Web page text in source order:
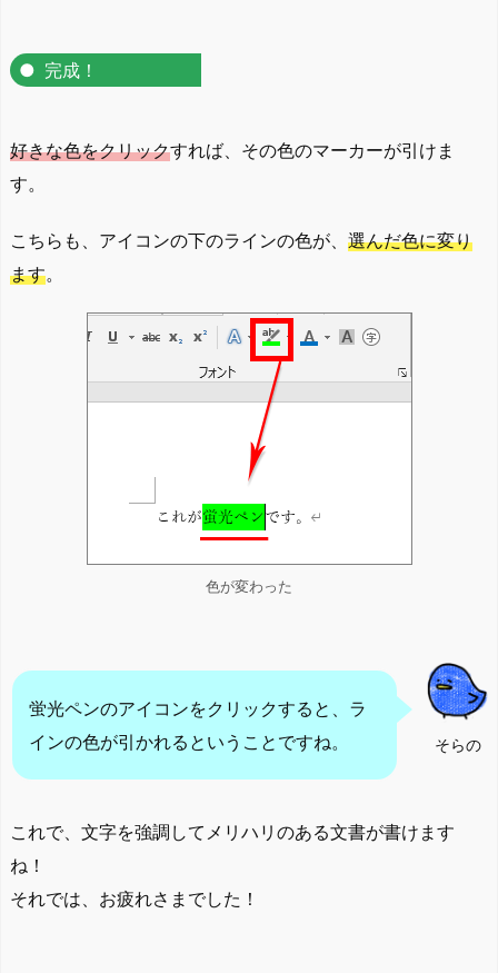
完成！
好きな色をクリックすれば、その色のマーカーが引けま
す。
こちらも、アイコンの下のラインの色が、 選んだ色に変り
ます。
色が変わった
そらの
蛍光ペンのアイコンをクリックすると、ラ
インの色が引かれるということですね。
これで、文字を強調してメリハリのある文書が書けます
ね！
それでは、お疲れさまでした！